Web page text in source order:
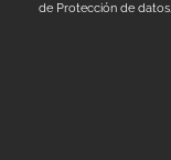
de Protección de datos